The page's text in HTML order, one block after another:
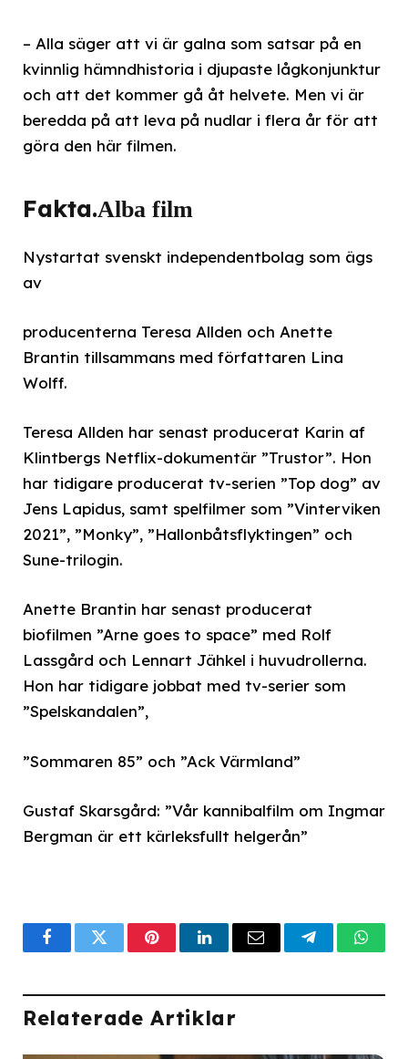
– Alla säger att vi är galna som satsar på en
kvinnlig hämndhistoria i djupaste lågkonjunktur
och att det kommer gå åt helvete. Men vi är
beredda på att leva på nudlar i flera år för att
göra den här filmen.
Fakta.Alba film
Nystartat svenskt independentbolag som ägs
av
producenterna Teresa Allden och Anette
Brantin tillsammans med författaren Lina
Wolff.
Teresa Allden har senast producerat Karin af
Klintbergs Netflix-dokumentär ”Trustor”. Hon
har tidigare producerat tv-serien ”Top dog” av
Jens Lapidus, samt spelfilmer som ”Vinterviken
2021”, ”Monky”, ”Hallonbåtsflyktingen” och
Sune-trilogin.
Anette Brantin har senast producerat
biofilmen ”Arne goes to space” med Rolf
Lassgård och Lennart Jähkel i huvudrollerna.
Hon har tidigare jobbat med tv-serier som
”Spelskandalen”,
”Sommaren 85” och ”Ack Värmland”
Gustaf Skarsgård: ”Vår kannibalfilm om Ingmar
Bergman är ett kärleksfullt helgerån”
FacebookTwitterPinterestLinkedInEmail Telegram
Relaterade Artiklar